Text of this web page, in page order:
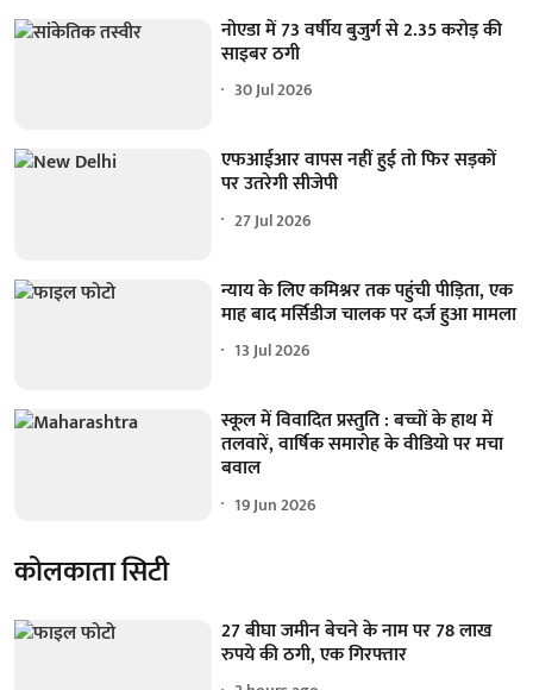
नोएडा में 73 वर्षीय बुजुर्ग से 2.35 करोड़ की
साइबर ठगी
30 Jul 2026
एफआईआर वापस नहीं हुई तो फिर सड़कों
पर उतरेगी सीजेपी
27 Jul 2026
न्याय के लिए कमिश्नर तक पहुंची पीड़िता, एक
माह बाद मर्सिडीज चालक पर दर्ज हुआ मामला
13 Jul 2026
स्कूल में विवादित प्रस्तुति : बच्चों के हाथ में
तलवारें, वार्षिक समारोह के वीडियो पर मचा
बवाल
19 Jun 2026
कोलकाता सिटी
27 बीघा जमीन बेचने के नाम पर 78 लाख
रुपये की ठगी, एक गिरफ्तार